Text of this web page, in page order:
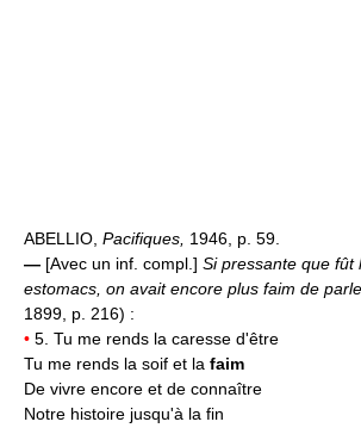
ABELLIO, Pacifiques, 1946, p. 59.
— [Avec un inf. compl.] Si pressante que fût
estomacs, on avait encore plus faim de
1899, p. 216) :
• 5. Tu me rends la caresse d'être
Tu me rends la soif et la faim
De vivre encore et de connaître
Notre histoire jusqu'à la fin